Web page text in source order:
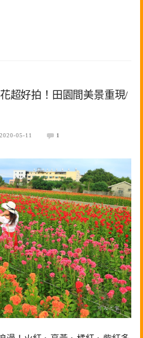
超好拍！田園間美景重現/
2020-05-11 1